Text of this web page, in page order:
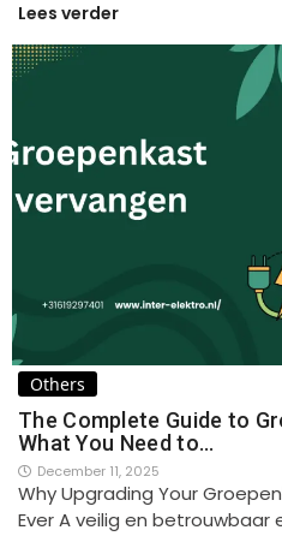
Lees verder
Others
The Complete Guide to
What You Need to…
December 11, 2025
Why Upgrading Your
Ever A veilig en